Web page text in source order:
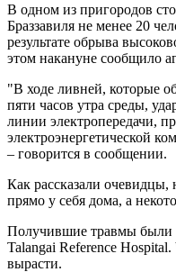
В одном из пригородов
Браззавиля не менее 20
результате обрыва
этом накануне сообщило
"В ходе ливней, которые
пяти часов утра среды,
линии электропередачи,
электроэнергетической
– говорится в сообщении.
Как рассказали очевидцы,
прямо у себя дома, а
Получившие травмы были
Talangai Reference
вырасти.